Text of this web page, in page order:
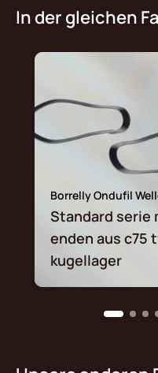
In der gleichen
Borrelly Ondufil
Standard serie
enden aus c75
kugellager